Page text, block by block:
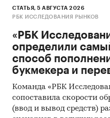
СТАТЬЯ, 5 АВГУСТА 2026
РБК ИССЛЕДОВАНИЯ РЫНКОВ
«РБК
определили
способ
букмекера и
Команда «РБК
сопоставила скорости
(ввод и вывод средств)